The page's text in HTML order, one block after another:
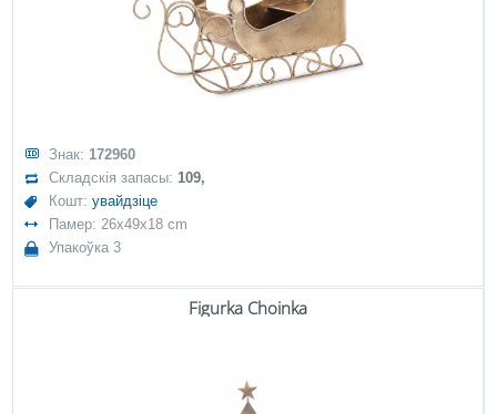
Знак: 172960
Складскія запасы:109,
Кошт:увайдзіце
Памер: 26x49x18 cm
Упакоўка 3
Figurka Choinka